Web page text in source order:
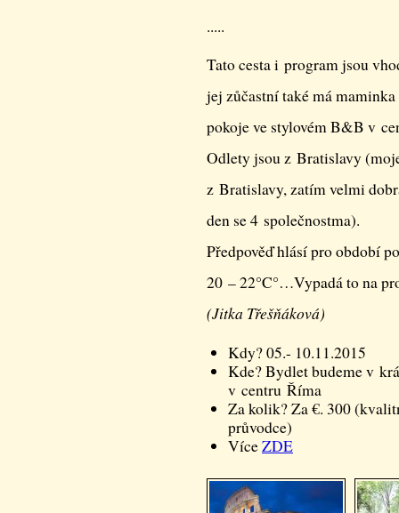
.....
Tato cesta i program jsou
jej zůčastní také má
pokoje ve stylovém B&B v
Odlety jsou z Bratislavy
z Bratislavy, zatím velmi
den se 4 společnostma).
Předpověď hlásí pro období
20 – 22°C°…Vypadá to na
(Jitka Třešňáková)
Kdy? 05.- 10.11.2015
Kde? Bydlet budeme v
v centru Říma
Za kolik? Za €. 300
průvodce)
VíceZDE